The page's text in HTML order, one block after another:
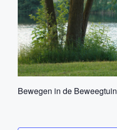
Bewegen in de Beweegtuin